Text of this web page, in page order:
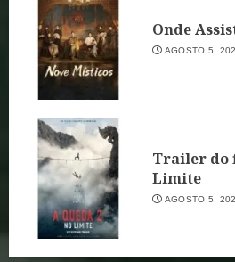
Onde
AGOSTO 5,
Trailer do
Limite
AGOSTO 5,